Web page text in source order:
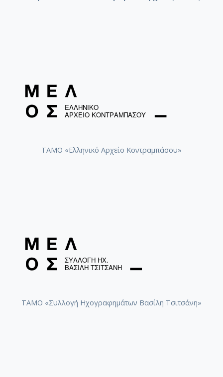
ΤΑΜΟ «Ελληνικό Αρχείο Κοντραμπάσου»
ΤΑΜΟ «Συλλογή Ηχογραφημάτων Βασίλη Τσιτσάνη»